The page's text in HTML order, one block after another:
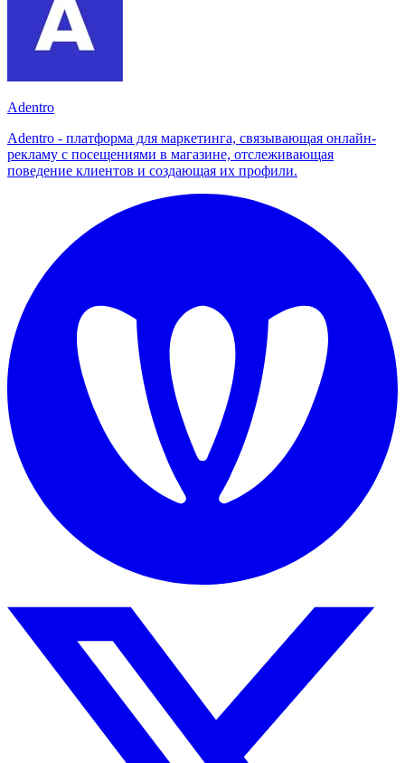
Adentro
Adentro - платформа для маркетинга, связывающая онлайн-
рекламу с посещениями в магазине, отслеживающая
поведение клиентов и создающая их профили.